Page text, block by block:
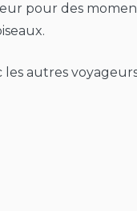
pour des
les autres